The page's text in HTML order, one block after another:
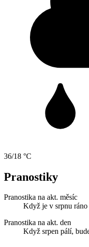
36/18 °C
Pranostiky
Pranostika na akt. měsíc
Když je v srpnu ráno
Pranostika na akt. den
Když srpen pálí,